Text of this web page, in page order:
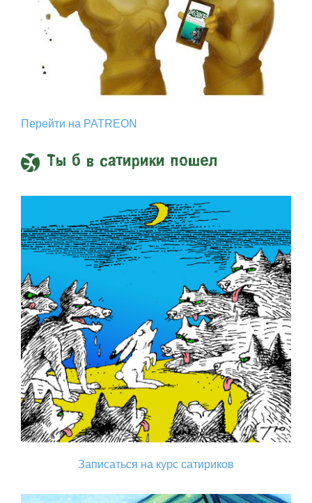
Перейти на PATREON
Ты б в сатирики пошел
Записаться на курс сатириков